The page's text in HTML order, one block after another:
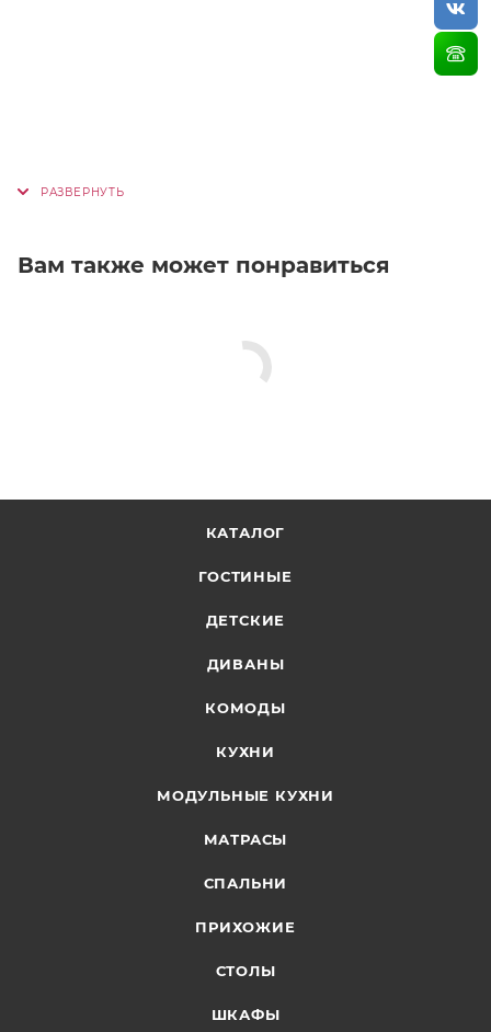
Вам также может понравиться
КАТАЛОГ
ГОСТИНЫЕ
ДЕТСКИЕ
ДИВАНЫ
КОМОДЫ
КУХНИ
МОДУЛЬНЫЕ КУХНИ
МАТРАСЫ
СПАЛЬНИ
ПРИХОЖИЕ
СТОЛЫ
ШКАФЫ